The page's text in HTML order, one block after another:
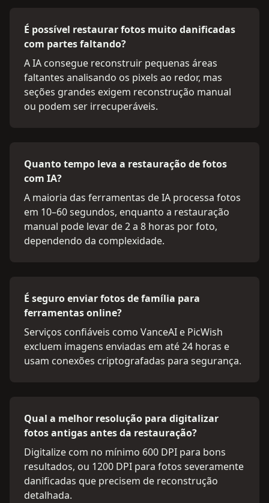
É possível restaurar fotos muito danificadas
com partes faltando?
A IA consegue reconstruir pequenas áreas
faltantes analisando os pixels ao redor, mas
seções grandes exigem reconstrução manual
ou podem ser irrecuperáveis.
Quanto tempo leva a restauração de fotos
com IA?
A maioria das ferramentas de IA processa fotos
em 10–60 segundos, enquanto a restauração
manual pode levar de 2 a 8 horas por foto,
dependendo da complexidade.
É seguro enviar fotos de família para
ferramentas online?
Serviços confiáveis como VanceAI e PicWish
excluem imagens enviadas em até 24 horas e
usam conexões criptografadas para segurança.
Qual a melhor resolução para digitalizar
fotos antigas antes da restauração?
Digitalize com no mínimo 600 DPI para bons
resultados, ou 1200 DPI para fotos severamente
danificadas que precisem de reconstrução
detalhada.